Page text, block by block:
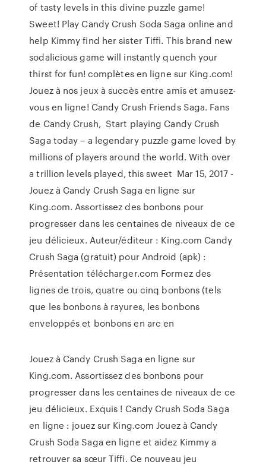
of tasty levels in this divine puzzle game!
Sweet! Play Candy Crush Soda Saga online and
help Kimmy find her sister Tiffi. This brand new
sodalicious game will instantly quench your
thirst for fun! complètes en ligne sur King.com!
Jouez à nos jeux à succès entre amis et amusez-
vous en ligne! Candy Crush Friends Saga. Fans
de Candy Crush, Start playing Candy Crush
Saga today – a legendary puzzle game loved by
millions of players around the world. With over
a trillion levels played, this sweet Mar 15, 2017 -
Jouez à Candy Crush Saga en ligne sur
King.com. Assortissez des bonbons pour
progresser dans les centaines de niveaux de ce
jeu délicieux. Auteur/éditeur : King.com Candy
Crush Saga (gratuit) pour Android (apk) :
Présentation télécharger.com Formez des
lignes de trois, quatre ou cinq bonbons (tels
que les bonbons à rayures, les bonbons
enveloppés et bonbons en arc en
Jouez à Candy Crush Saga en ligne sur
King.com. Assortissez des bonbons pour
progresser dans les centaines de niveaux de ce
jeu délicieux. Exquis ! Candy Crush Soda Saga
en ligne : jouez sur King.com Jouez à Candy
Crush Soda Saga en ligne et aidez Kimmy a
retrouver sa sœur Tiffi. Ce nouveau jeu